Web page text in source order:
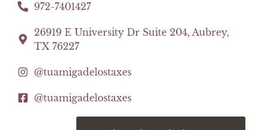
972-7401427
26919 E University Dr Suite 204, Aubrey,
TX 76227
@tuamigadelostaxes
@tuamigadelostaxes